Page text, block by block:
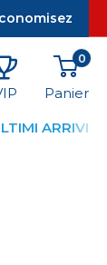
0
Panier
ARRIVI